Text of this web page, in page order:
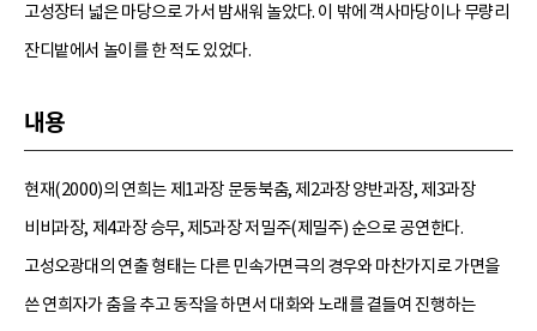
고성장터 넓은 마당으로 가서 밤새워 놀았다. 이 밖에 객사마당이나 무량리
잔디밭에서 놀이를 한 적도 있었다.
내용
현재(2000)의 연희는 제1과장 문둥북춤, 제2과장 양반과장, 제3과장
비비과장, 제4과장 승무, 제5과장 저밀주(제밀주) 순으로 공연한다.
고성오광대의 연출 형태는 다른 민속가면극의 경우와 마찬가지로 가면을
쓴 연희자가 춤을 추고 동작을 하면서 대화와 노래를 곁들여 진행하는